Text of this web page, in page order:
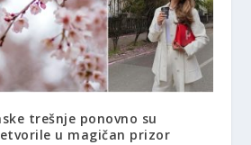
trešnje ponovno su
u magičan prizor